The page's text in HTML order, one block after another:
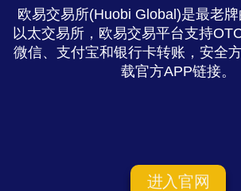
欧易交易所(Huobi Global)是最老牌
以太交易所，欧易交易平台支持
微信、支付宝和银行卡转账，安全
载官方APP链接。
进入官网